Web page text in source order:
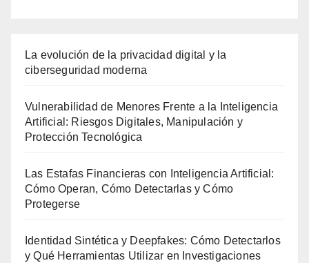
La evolución de la privacidad digital y la
ciberseguridad moderna
Vulnerabilidad de Menores Frente a la Inteligencia
Artificial: Riesgos Digitales, Manipulación y
Protección Tecnológica
Las Estafas Financieras con Inteligencia Artificial:
Cómo Operan, Cómo Detectarlas y Cómo
Protegerse
Identidad Sintética y Deepfakes: Cómo Detectarlos
y Qué Herramientas Utilizar en Investigaciones